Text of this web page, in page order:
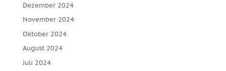
Dezember 2024
November 2024
Oktober 2024
August 2024
Juli 2024